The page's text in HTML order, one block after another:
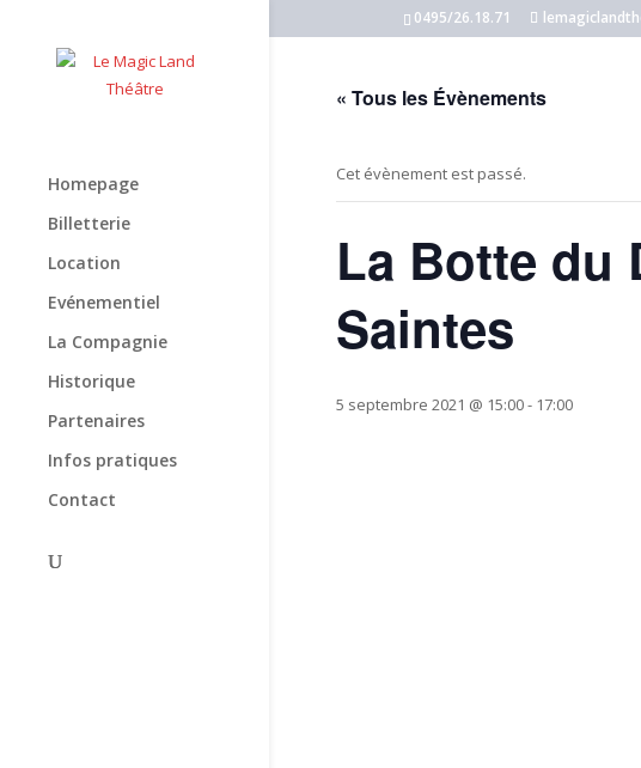
0495/26.18.71
Homepage
Billetterie
Location
Evénementiel
La Compagnie
Historique
Partenaires
Infos pratiques
Contact
« Tous les Évènements
Cet évènement est passé.
La Botte du
Saintes
5 septembre 2021 @ 15:00- 17:00